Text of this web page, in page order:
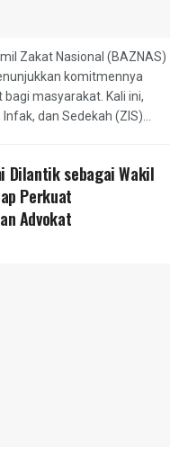
Zakat Nasional (BAZNAS)
komitmennya
masyarakat. Kali ini,
dan Sedekah (ZIS)...
Dilantik sebagai Wakil
Perkuat
Advokat